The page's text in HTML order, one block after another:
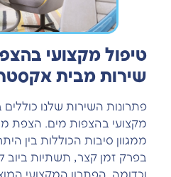
טיפול מקצועי
שירות מבית
פתרונות השירות שלנו כוללים
מקצועי בהצפות מים. הצפת
ממגוון סיבות הכוללות בין
בפרק זמן קצר, תשתיות ביוב